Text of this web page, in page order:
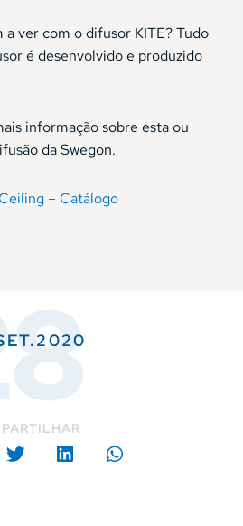
PARTILHAR
a ver com o difusor KITE? Tudo
é desenvolvido e produzido
informação sobre esta ou
da Swegon.
– Catálogo